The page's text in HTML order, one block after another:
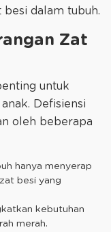
dalam tubuh.
Zat
untuk
Defisiensi
oleh beberapa
hanya menyerap
besi yang
kebutuhan
merah.